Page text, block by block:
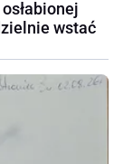
wstać